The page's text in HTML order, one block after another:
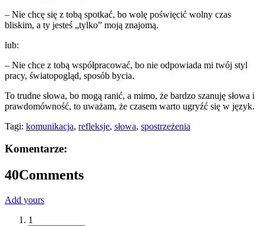
– Nie chcę się z tobą spotkać, bo wolę poświęcić wolny czas
bliskim, a ty jesteś „tylko” moją znajomą.
lub:
– Nie chce z tobą współpracować, bo nie odpowiada mi twój styl
pracy, światopogląd, sposób bycia.
To trudne słowa, bo mogą ranić, a mimo, że bardzo szanuję słowa i
prawdomówność, to uważam, że czasem warto ugryźć się w język.
Tagi: komunikacja, refleksje, słowa, spostrzeżenia
Komentarze:
40Comments
Add yours
1